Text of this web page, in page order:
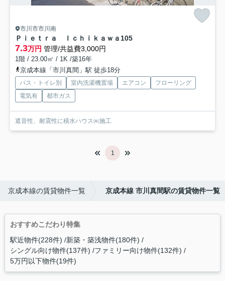
市川市市川南
Ｐｉｅｔｒａ Ｉｃｈｉｋａｗａ105
7.3万円 管理/共益費3,000円
1階 / 23.00㎡ / 1K /築16年
京成本線「市川真間」駅 徒歩18分
バス・トイレ別 室内洗濯機置場 エアコン
フローリング
電気有
都市ガス
遮音性、耐震性に積水ハウス㈱施工
1
京成本線の賃貸物件一覧 京成本線 市川真間駅の賃貸物件一覧
おすすめこだわり特集
駅近物件(228件) 新築・築浅物件(180件)
シングル向け物件(137件) ファミリー向け物件(132件)
5万円以下物件(19件)